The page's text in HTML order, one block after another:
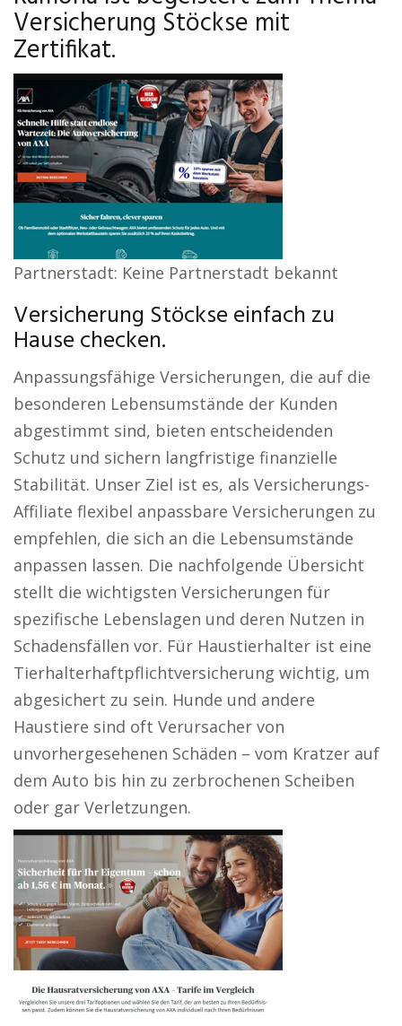
Versicherung Stöckse mit
Zertifikat.
Partnerstadt: Keine Partnerstadt bekannt
Versicherung Stöckse einfach zu
Hause checken.
Anpassungsfähige Versicherungen, die auf die
besonderen Lebensumstände der Kunden
abgestimmt sind, bieten entscheidenden
Schutz und sichern langfristige finanzielle
Stabilität. Unser Ziel ist es, als Versicherungs-
Affiliate flexibel anpassbare Versicherungen zu
empfehlen, die sich an die Lebensumstände
anpassen lassen. Die nachfolgende Übersicht
stellt die wichtigsten Versicherungen für
spezifische Lebenslagen und deren Nutzen in
Schadensfällen vor. Für Haustierhalter ist eine
Tierhalterhaftpflichtversicherung wichtig, um
abgesichert zu sein. Hunde und andere
Haustiere sind oft Verursacher von
unvorhergesehenen Schäden – vom Kratzer auf
dem Auto bis hin zu zerbrochenen Scheiben
oder gar Verletzungen.